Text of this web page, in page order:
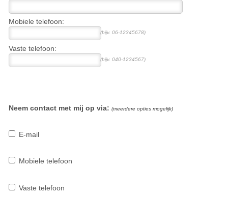
Mobiele telefoon:
(bijv. 06-12345678)
Vaste telefoon:
(bijv. 040-1234567)
Neem contact met mij op via: (meerdere opties mogelijk)
E-mail
Mobiele telefoon
Vaste telefoon